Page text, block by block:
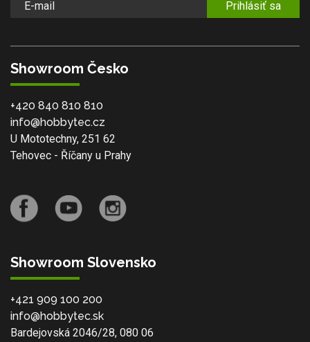
Prihlásiť sa
Showroom Česko
+420 840 810 810
info@hobbytec.cz
U Mototechny, 251 62
Tehovec - Říčany u Prahy
Showroom Slovensko
+421 909 100 200
info@hobbytec.sk
Bardejovská 2046/28, 080 06